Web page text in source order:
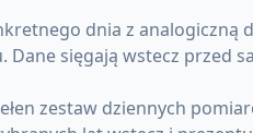
dnia z analogiczną
sięgają wstecz
zestaw dziennych